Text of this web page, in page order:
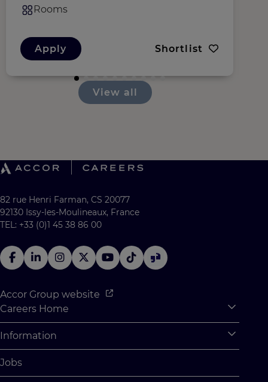
Rooms
Apply Shortlist
View all
82 rue Henri Farman, CS 20077
92130 Issy-les-Moulineaux, France
TEL: +33 (0)1 45 38 86 00
Accor Group website
Careers Home
Why Join Accor
Student Opportunities
Information
Cookie Settings
Jobs